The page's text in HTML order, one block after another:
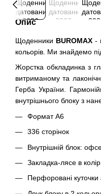
Опис
Щоденники BUROMAX -
кольорів. Ми знайдемо
Жорстка обкладинка з
витриманому та
Герба України.
внутрішнього блоку з
Формат А6
336 сторінок
Внутрішній блок:
Закладка-лясе в
Перфоровані куточки